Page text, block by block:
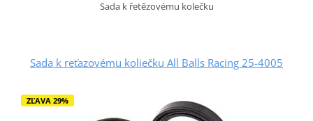
Sada k řetězovému kolečku
Sada k reťazovému koliečku All Balls Racing 25-4005
ZĽAVA 29%